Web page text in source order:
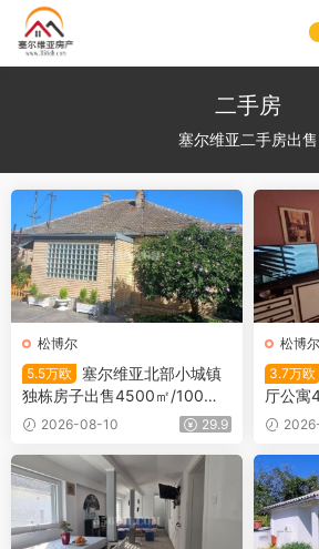
二手房
塞尔维亚二手房出售
松博尔
5.5万欧
塞尔维亚北部小城镇
独栋房子出售4500㎡/100㎡/
5.5万欧
2026-08-10 29.9
松博尔
3.7万欧
厅公寓